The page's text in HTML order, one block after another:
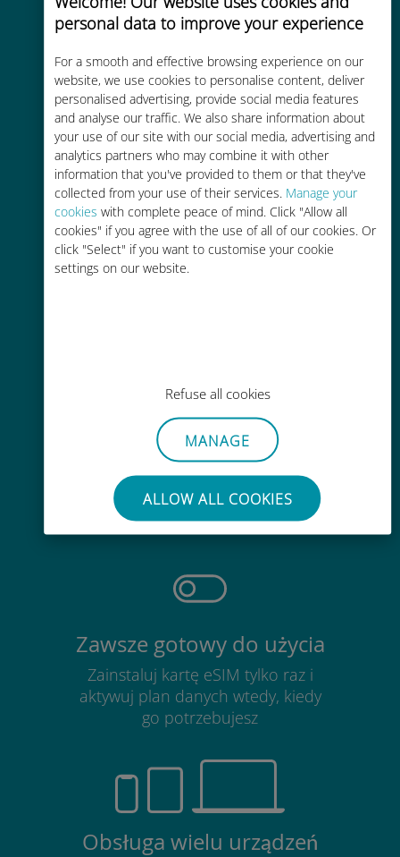
personal data to improve your experience
For a smooth and effective browsing experience on our
website, we use cookies to personalise content, deliver
personalised advertising, provide social media features
and analyse our traffic. We also share information about
your use of our site with our social media, advertising and
analytics partners who may combine it with other
information that you've provided to them or that they've
collected from your use of their services. Manage your
cookies with complete peace of mind. Click "Allow all
cookies" if you agree with the use of all of our cookies. Or
click "Select" if you want to customise your cookie
settings on our website.
Refuse all cookies
MANAGE
ALLOW ALL COOKIES
Efektywny kosztowo
Do 90% taniej w porównaniu z
opłatami za roaming u Twojego
obecnego operatora
Łatwe doładowanie
Bezproblemowy
Nie ma potrzeby wyjmowania
obecnej karty SIM
Zawsze gotowy do użycia
Zainstaluj kartę eSIM tylko raz i
aktywuj plan danych wtedy, kiedy
go potrzebujesz
Obsługa wielu urządzeń